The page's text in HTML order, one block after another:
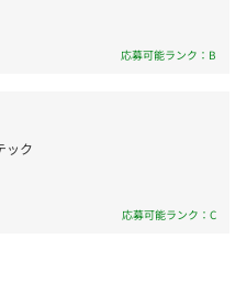
応募可能ランク：B
ック
応募可能ランク：C